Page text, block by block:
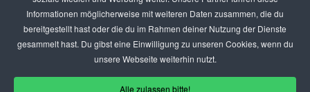
Informationen möglicherweise mit weiteren Daten zusammen, die du
bereitgestellt hast oder die du im Rahmen deiner Nutzung der Dienste
gesammelt hast. Du gibst eine Einwilligung zu unseren Cookies, wenn du
unsere Webseite weiterhin nutzt.
Alle zulassen bitte!
BEWERTET UNS
KONTAKT